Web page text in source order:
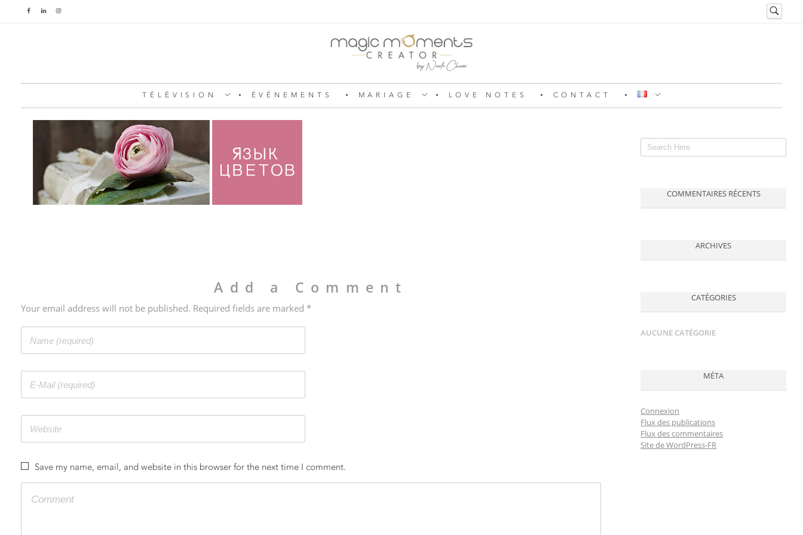
TÉLÉVISION ÉVÉNEMENTS MARIAGE LOVE NOTES CONTACT
Add a Comment
Your email address will not be published. Required fields are marked *
Save my name, email, and website in this browser for the next time I comment.
COMMENTAIRES RÉCENTS
ARCHIVES
CATÉGORIES
AUCUNE CATÉGORIE
MÉTA
Connexion
Flux des publications
Flux des commentaires
Site de WordPress-FR